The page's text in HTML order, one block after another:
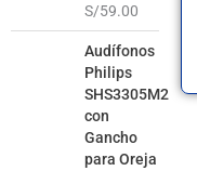
S/59.00
Audífonos
Philips
SHS3305M2
con
Gancho
para Oreja
precio
original
S/99.00.